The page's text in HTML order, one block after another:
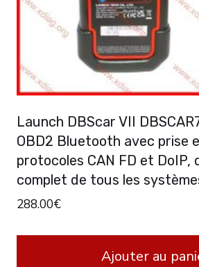
Launch DBScar VII
OBD2 Bluetooth avec prise
protocoles CAN FD et DoIP,
complet de tous les
288.00€
Ajouter au